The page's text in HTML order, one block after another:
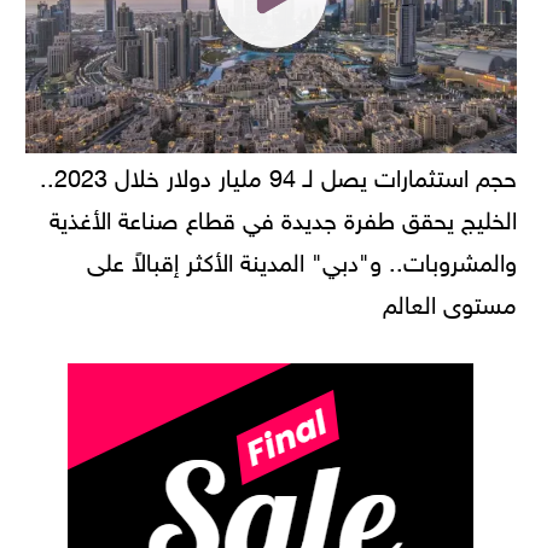
حجم استثمارات يصل لـ 94 مليار دولار خلال 2023..
الخليج يحقق طفرة جديدة في قطاع صناعة الأغذية
والمشروبات.. و"دبي" المدينة الأكثر إقبالاً على
مستوى العالم